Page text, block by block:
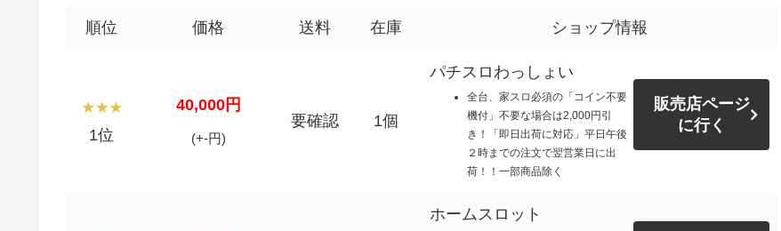
順位 価格 送料 在庫 ショップ情報
1位
40,000円
(+-円)
要確認 1個
パチスロわっしょい
全台、家スロ必須の「コイン不要
機付」不要な場合は2,000円引
き！「即日出荷に対応」平日午後
２時までの注文で翌営業日に出
荷！！一部商品除く
販売店ページ
に行く
ホームスロット